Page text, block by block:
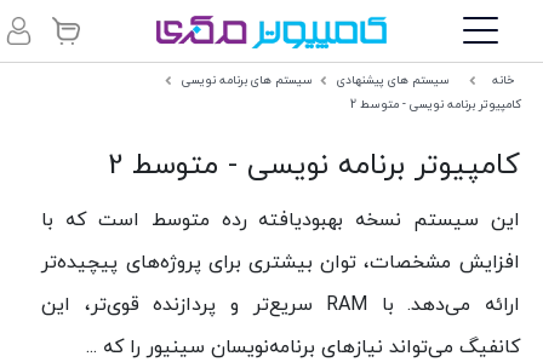
خانه سیستم های پیشنهادی
سیستم های برنامه نویسی
کامپیوتر برنامه نویسی - متوسط 2
کامپیوتر برنامه نویسی - متوسط 2
این سیستم نسخه بهبودیافته رده متوسط است که با
افزایش مشخصات، توان بیشتری برای پروژه‌های پیچیده‌تر
ارائه می‌دهد. با RAM سریع‌تر و پردازنده قوی‌تر، این
کانفیگ می‌تواند نیازهای برنامه‌نویسان سینیور را که ...